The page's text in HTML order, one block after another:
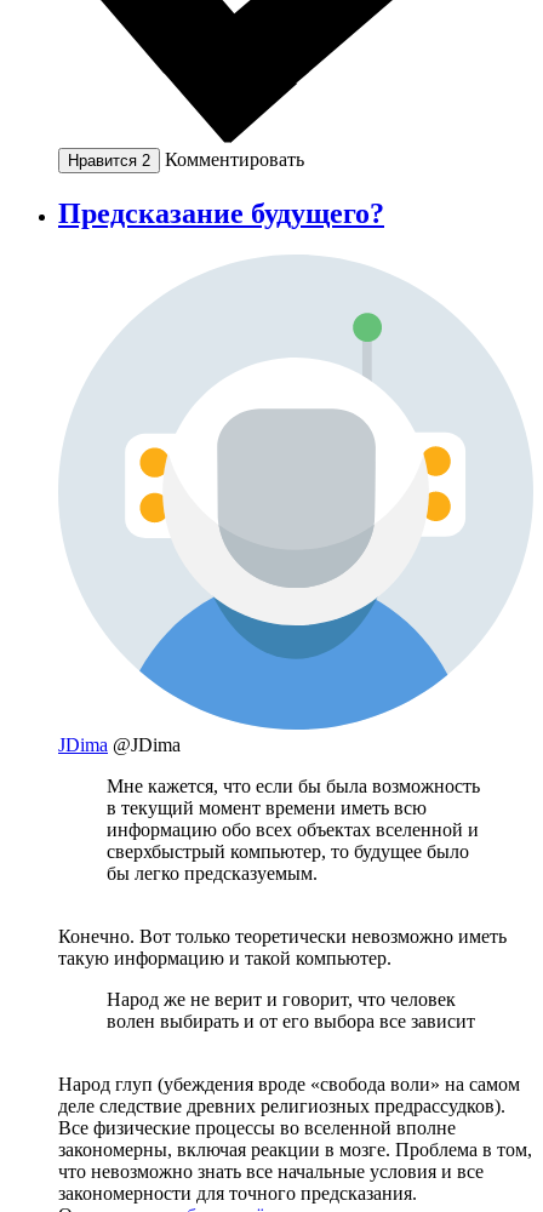
Нравится 2 Комментировать
Предсказание будущего?
JDima @JDima
Мне кажется, что если бы была возможность
в текущий момент времени иметь всю
информацию обо всех объектах вселенной и
сверхбыстрый компьютер, то будущее было
бы легко предсказуемым.
Конечно. Вот только теоретически невозможно иметь
такую информацию и такой компьютер.
Народ же не верит и говорит, что человек
волен выбирать и от его выбора все зависит
Народ глуп (убеждения вроде «свобода воли» на самом
деле следствие древних религиозных предрассудков).
Все физические процессы во вселенной вполне
закономерны, включая реакции в мозге. Проблема в том,
что невозможно знать все начальные условия и все
закономерности для точного предсказания.